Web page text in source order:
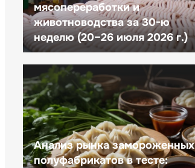
мясопереработки и
животноводства за 30-ю
неделю (20–26 июля 2026 г.)
Анализ рынка замороженных
полуфабрикатов в тесте: